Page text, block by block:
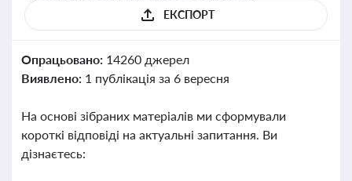
ЕКСПОРТ
Опрацьовано: 14260 джерел
Виявлено: 1 публікація за 6 вересня
На основі зібраних матеріалів ми сформували
короткі відповіді на актуальні запитання. Ви
дізнаєтесь: